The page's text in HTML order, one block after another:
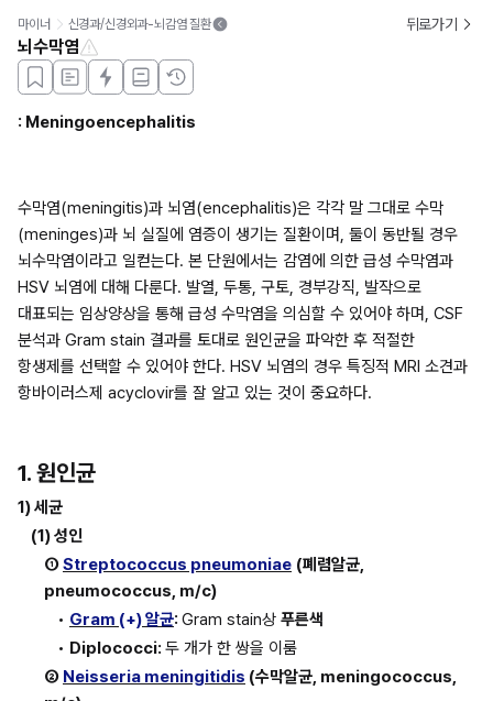
마이너 신경과/신경외과-뇌감염 질환 뒤로가기
뇌수막염
: Meningoencephalitis
수막염(meningitis)과 뇌염(encephalitis)은 각각 말 그대로 수막
(meninges)과 뇌 실질에 염증이 생기는 질환이며, 둘이 동반될 경우
뇌수막염이라고 일컫는다. 본 단원에서는 감염에 의한 급성 수막염과
HSV 뇌염에 대해 다룬다. 발열, 두통, 구토, 경부강직, 발작으로
대표되는 임상양상을 통해 급성 수막염을 의심할 수 있어야 하며, CSF
분석과 Gram stain 결과를 토대로 원인균을 파악한 후 적절한
항생제를 선택할 수 있어야 한다. HSV 뇌염의 경우 특징적 MRI 소견과
항바이러스제 acyclovir를 잘 알고 있는 것이 중요하다.
1. 원인균
1) 세균
(1) 성인
① Streptococcus pneumoniae (폐렴알균,
pneumococcus, m/c)
• Gram (+) 알균: Gram stain상 푸른색
• Diplococci: 두 개가 한 쌍을 이룸
② Neisseria meningitidis (수막알균, meningococcus,